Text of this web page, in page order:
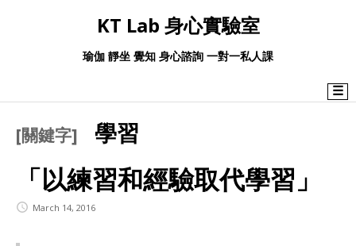
KT Lab 身心實驗室
瑜伽 靜坐 覺知 身心諮詢 一對一私人課
☰
[關鍵字] 學習
「以練習和經驗取代學習」
March 14, 2016